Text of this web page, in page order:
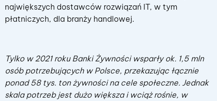
największych dostawców rozwiązań IT, w tym
płatniczych, dla branży handlowej.
Tylko w 2021 roku Banki Żywności wsparły ok. 1,5 mln
osób potrzebujących w Polsce, przekazując łącznie
ponad 58 tys. ton żywności na cele społeczne. Jednak
skala potrzeb jest dużo większa i wciąż rośnie, w